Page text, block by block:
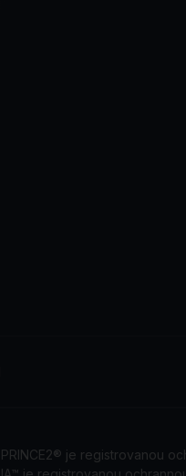
je registrovanou